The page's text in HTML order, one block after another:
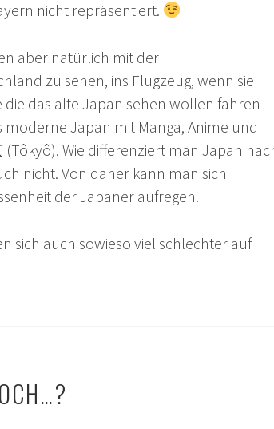
nicht repräsentiert.
aber natürlich mit der
zu sehen, ins Flugzeug, wenn sie
das alte Japan sehen wollen fahren
moderne Japan mit Manga, Anime und
Wie differenziert man Japan
nicht. Von daher kann man sich
der Japaner aufregen.
sich auch sowieso viel schlechter auf